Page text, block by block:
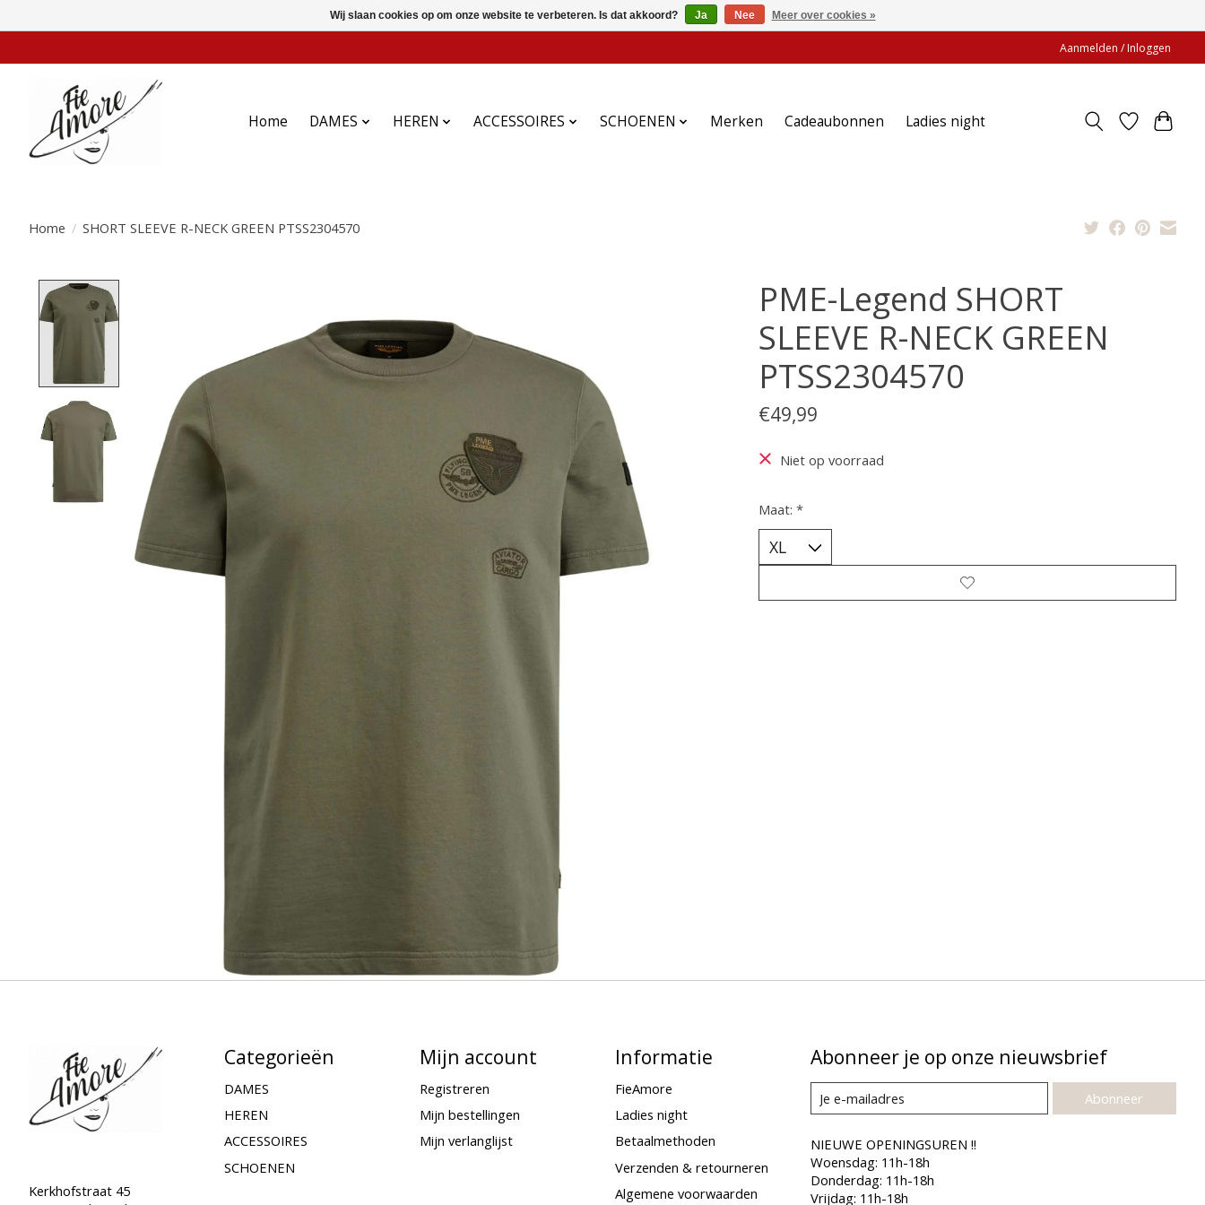
Aanmelden / Inloggen
Home DAMES HEREN ACCESSOIRES SCHOENEN Merken Cadeaubonnen Ladies night
Home / SHORT SLEEVE R-NECK GREEN PTSS2304570
PME-Legend SHORT
SLEEVE R-NECK GREEN
PTSS2304570
€49,99
Niet op voorraad
Maat: *
Kerkhofstraat 45
Categorieën
DAMES
HEREN
ACCESSOIRES
SCHOENEN
Mijn account
Registreren
Mijn bestellingen
Mijn verlanglijst
Informatie
FieAmore
Ladies night
Betaalmethoden
Verzenden & retourneren
Algemene voorwaarden
Abonneer je op onze nieuwsbrief
Abonneer
NIEUWE OPENINGSUREN !!
Woensdag: 11h-18h
Donderdag: 11h-18h
Vrijdag: 11h-18h
Wij slaan cookies op om onze website te verbeteren. Is dat akkoord? Ja Nee Meer over cookies »